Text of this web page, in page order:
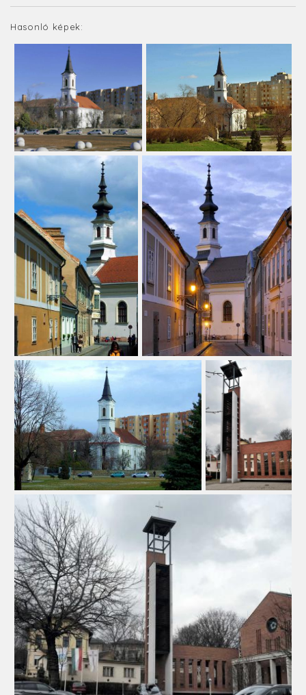
Hasonló képek: